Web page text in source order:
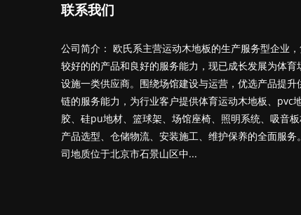
联系我们
公司简介： 欧氏系主营运动木地板的生产服务型企业
较好的的产品和良好的服务能力，现已成长发展为体育
设施一类供应商。围绕场馆建设与运营，优选产品提升
链的服务能力，为行业客户提供体育运动木地板、pvc
胶、硅pu地材、篮球架、场馆座椅、照明系统、吸音
产品选型、仓储物流、安装施工、维护保养的全面服务
司地质位于北京市石景山区中...